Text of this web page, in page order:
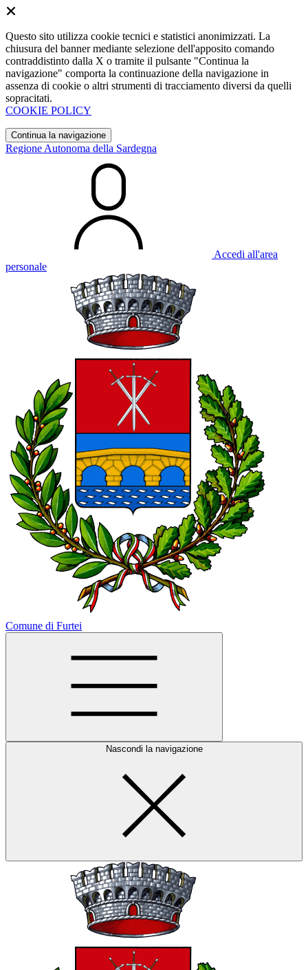
Questo sito utilizza cookie tecnici e statistici anonimizzati. La
chiusura del banner mediante selezione dell'apposito comando
contraddistinto dalla X o tramite il pulsante "Continua la
navigazione" comporta la continuazione della navigazione in
assenza di cookie o altri strumenti di tracciamento diversi da quelli
sopracitati.
COOKIE POLICY
Continua la navigazione
Regione Autonoma della Sardegna
Accedi all'area
personale
Comune di Furtei
Nascondi la navigazione